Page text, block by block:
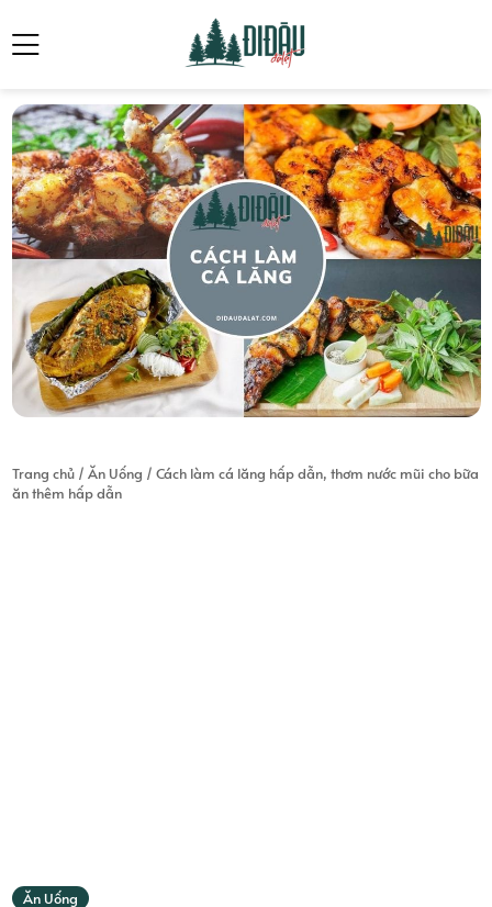
Trang chủ/ Ăn Uống / Cách làm cá lăng hấp dẫn, thơm nước mũi cho bữa
ăn thêm hấp dẫn
Ăn Uống